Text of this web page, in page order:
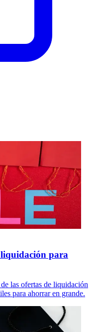
para
las ofertas de liquidación
para ahorrar en grande.